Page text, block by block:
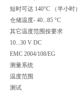
短时可达 140°C （半小时）
仓储温度- 40...85 °C
其它温度范围按要求
10...30 V DC
EMC 2004/108/EG
测量系统
温度范围
测试